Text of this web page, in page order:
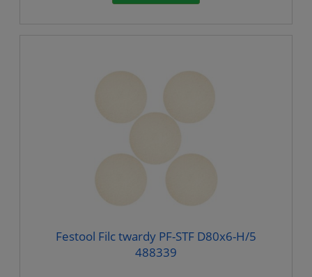
Festool Filc twardy PF-STF D80x6-H/5
488339